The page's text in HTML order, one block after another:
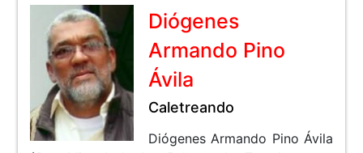
Diógenes
Armando Pino
Ávila
Caletreando
Diógenes Armando Pino Ávila